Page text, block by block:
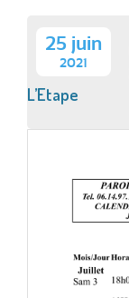
25 juin
2021
L’Etape